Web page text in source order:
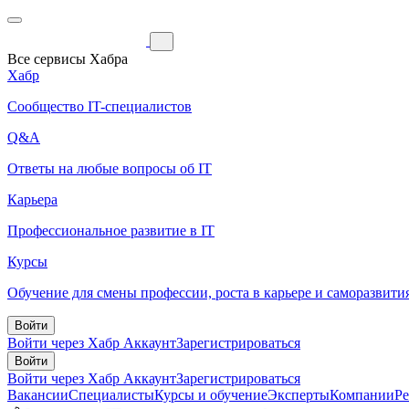
Все сервисы Хабра
Хабр
Сообщество IT-специалистов
Q&A
Ответы на любые вопросы об IT
Карьера
Профессиональное развитие в IT
Курсы
Обучение для смены профессии, роста в карьере и
Войти
Войти через Хабр АккаунтЗарегистрироваться
Войти
Войти через Хабр АккаунтЗарегистрироваться
ВакансииСпециалистыКурсы и обучениеЭкспертыКомпании